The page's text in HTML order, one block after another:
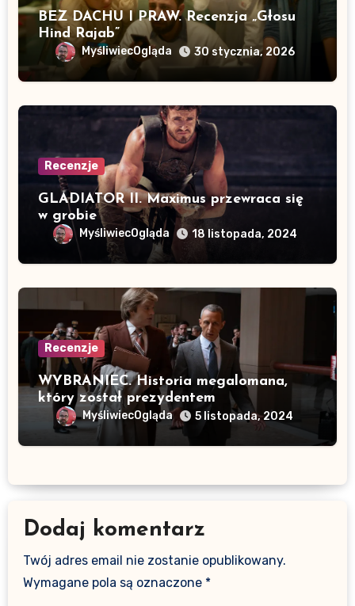
BEZ DACHU I PRAW. Recenzja „Głosu
Hind Rajab”
MyśliwiecOgląda 30 stycznia, 2026
Recenzje
GLADIATOR II. Maximus przewraca się
w grobie
MyśliwiecOgląda 18 listopada, 2024
Recenzje
WYBRANIEC. Historia megalomana,
który został prezydentem
MyśliwiecOgląda 5 listopada, 2024
Dodaj komentarz
Twój adres email nie zostanie opublikowany.
Wymagane pola są oznaczone *